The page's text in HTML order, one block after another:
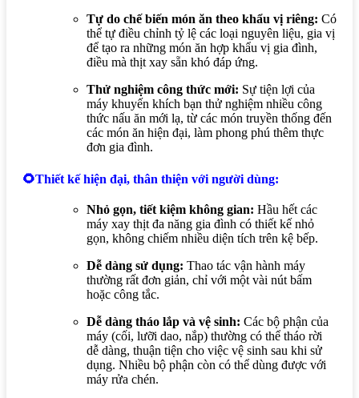
Tự do chế biến món ăn theo khẩu vị riêng: Có
thể tự điều chỉnh tỷ lệ các loại nguyên liệu, gia vị
để tạo ra những món ăn hợp khẩu vị gia đình,
điều mà thịt xay sẵn khó đáp ứng.
Thử nghiệm công thức mới: Sự tiện lợi của
máy khuyến khích bạn thử nghiệm nhiều công
thức nấu ăn mới lạ, từ các món truyền thống đến
các món ăn hiện đại, làm phong phú thêm thực
đơn gia đình.
🌻Thiết kế hiện đại, thân thiện với người dùng:
Nhỏ gọn, tiết kiệm không gian: Hầu hết các
máy xay thịt đa năng gia đình có thiết kế nhỏ
gọn, không chiếm nhiều diện tích trên kệ bếp.
Dễ dàng sử dụng: Thao tác vận hành máy
thường rất đơn giản, chỉ với một vài nút bấm
hoặc công tắc.
Dễ dàng tháo lắp và vệ sinh: Các bộ phận của
máy (cối, lưỡi dao, nắp) thường có thể tháo rời
dễ dàng, thuận tiện cho việc vệ sinh sau khi sử
dụng. Nhiều bộ phận còn có thể dùng được với
máy rửa chén.